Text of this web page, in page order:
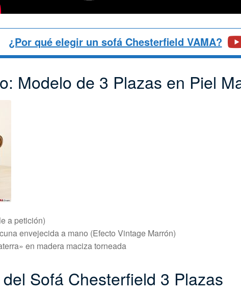
¿Por qué elegir un sofá Chesterfield VAMA?
Modelo de 3 Plazas en Piel
a petición)
envejecida a mano (Efecto Vintage Marrón)
en madera maciza torneada
Sofá Chesterfield 3 Plazas